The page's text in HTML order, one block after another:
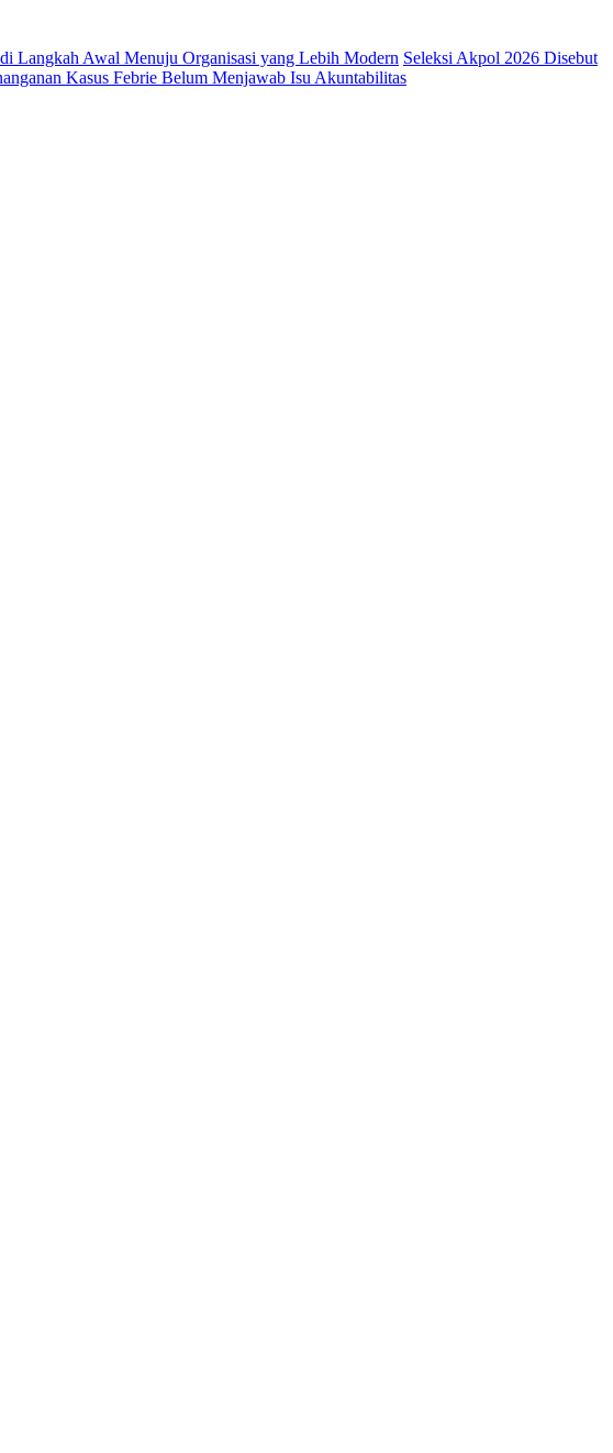
Langkah Awal Menuju Organisasi yang Lebih Modern Seleksi Akpol 2026 Disebut
Kasus Febrie Belum Menjawab Isu Akuntabilitas